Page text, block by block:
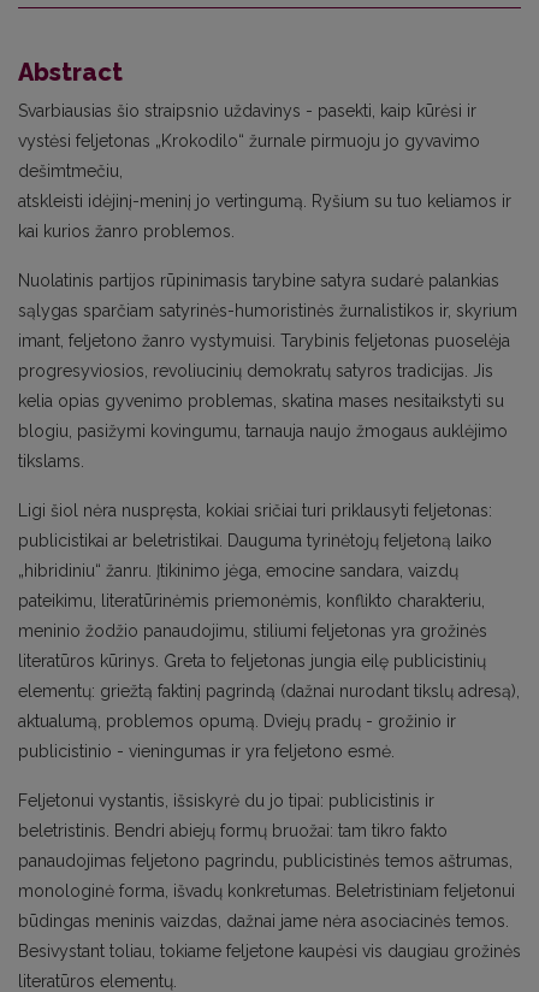
Abstract
Svarbiausias šio straipsnio uždavinys - pasekti, kaip kūrėsi ir
vystėsi feljetonas „Krokodilo“ žurnale pirmuoju jo gyvavimo
dešimtmečiu,
atskleisti idėjinį-meninį jo vertingumą. Ryšium su tuo keliamos ir
kai kurios žanro problemos.
Nuolatinis partijos rūpinimasis tarybine satyra sudarė palankias
sąlygas sparčiam satyrinės-humoristinės žurnalistikos ir, skyrium
imant, feljetono žanro vystymuisi. Tarybinis feljetonas puoselėja
progresyviosios, revoliucinių demokratų satyros tradicijas. Jis
kelia opias gyvenimo problemas, skatina mases nesitaikstyti su
blogiu, pasižymi kovingumu, tarnauja naujo žmogaus auklėjimo
tikslams.
Ligi šiol nėra nuspręsta, kokiai sričiai turi priklausyti feljetonas:
publicistikai ar beletristikai. Dauguma tyrinėtojų feljetoną laiko
„hibridiniu“ žanru. Įtikinimo jėga, emocine sandara, vaizdų
pateikimu, literatūrinėmis priemonėmis, konflikto charakteriu,
meninio žodžio panaudojimu, stiliumi feljetonas yra grožinės
literatūros kūrinys. Greta to feljetonas jungia eilę publicistinių
elementų: griežtą faktinį pagrindą (dažnai nurodant tikslų adresą),
aktualumą, problemos opumą. Dviejų pradų - grožinio ir
publicistinio - vieningumas ir yra feljetono esmė.
Feljetonui vystantis, išsiskyrė du jo tipai: publicistinis ir
beletristinis. Bendri abiejų formų bruožai: tam tikro fakto
panaudojimas feljetono pagrindu, publicistinės temos aštrumas,
monologinė forma, išvadų konkretumas. Beletristiniam feljetonui
būdingas meninis vaizdas, dažnai jame nėra asociacinės temos.
Besivystant toliau, tokiame feljetone kaupėsi vis daugiau grožinės
literatūros elementų.